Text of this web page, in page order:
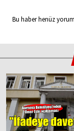
Bu haber henüz